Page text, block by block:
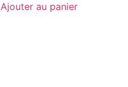
Ajouter au panier